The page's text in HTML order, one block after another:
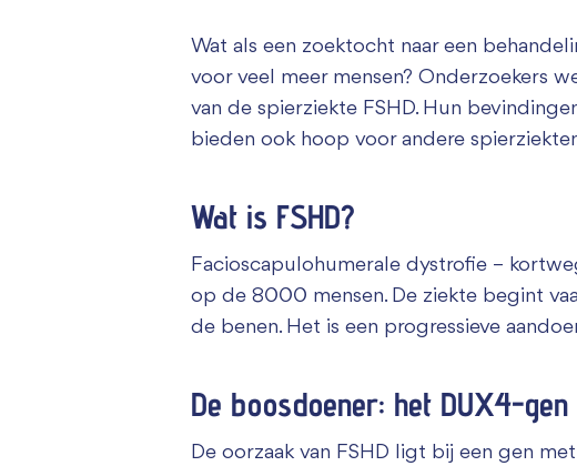
Wat als een zoektocht naar een
voor veel meer mensen? Onderzoekers
van de spierziekte FSHD. Hun
bieden ook hoop voor andere
Wat is FSHD?
Facioscapulohumerale dystrofie –
op de 8000 mensen. De ziekte begint
de benen. Het is een progressieve
De boosdoener: het DUX4-gen
De oorzaak van FSHD ligt bij een gen